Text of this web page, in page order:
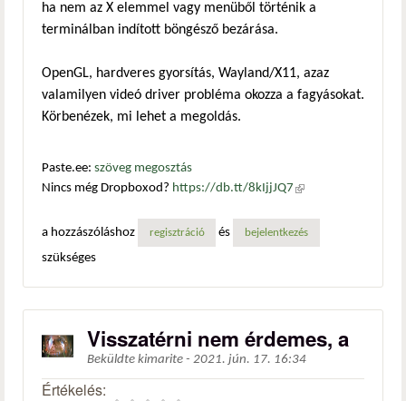
ha nem az X elemmel vagy menüből történik a
terminálban indított böngésző bezárása.
OpenGL, hardveres gyorsítás, Wayland/X11, azaz
valamilyen videó driver probléma okozza a fagyásokat.
Körbenézek, mi lehet a megoldás.
Paste.ee: szöveg megosztás
Nincs még Dropboxod? https://db.tt/8kIjjJQ7 (külső
a hozzászóláshoz
regisztráció és bejelentkezés
szükséges
Visszatérni nem érdemes, a
Beküldte kimarite - 2021. jún. 17. 16:34
Értékelés: